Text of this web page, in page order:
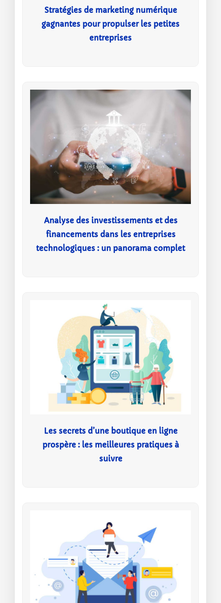
Stratégies de marketing numérique
gagnantes pour propulser les petites
entreprises
Analyse des investissements et des
financements dans les entreprises
technologiques : un panorama complet
Les secrets d’une boutique en ligne
prospère : les meilleures pratiques à
suivre